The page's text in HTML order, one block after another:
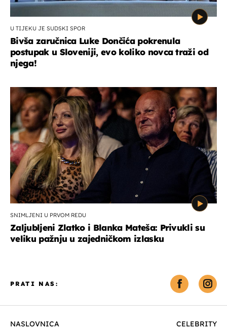
U TIJEKU JE SUDSKI SPOR
Bivša zaručnica Luke Dončića pokrenula
postupak u Sloveniji, evo koliko novca traži od
njega!
SNIMLJENI U PRVOM REDU
Zaljubljeni Zlatko i Blanka Mateša: Privukli su
veliku pažnju u zajedničkom izlasku
NASLOVNICA
CELEBRITY
PRATI NAS: